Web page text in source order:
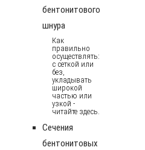
бентонитового
шнура
Как
правильно
осуществлять:
с сеткой или
без,
укладывать
широкой
частью или
узкой -
читайте здесь.
Сечения
бентонитовых